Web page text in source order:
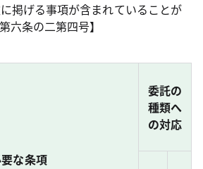
掲げる事項が含まれていることが
六条の二第四号】
な条項
委託の
種類へ
の対応